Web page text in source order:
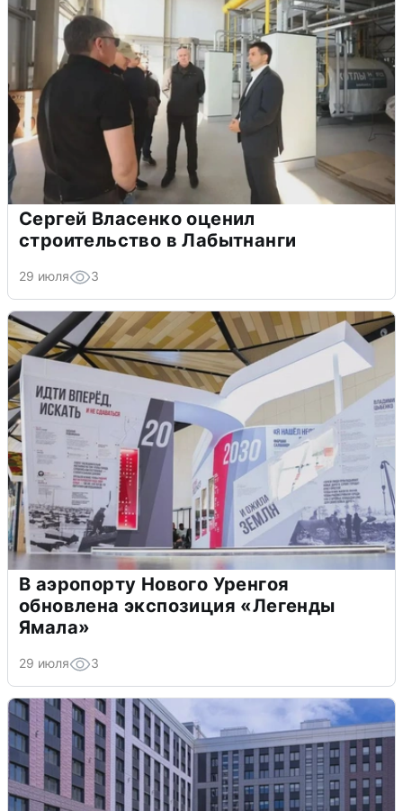
Сергей Власенко оценил
строительство в Лабытнанги
29 июля 3
В аэропорту Нового Уренгоя
обновлена экспозиция «Легенды
Ямала»
29 июля 3